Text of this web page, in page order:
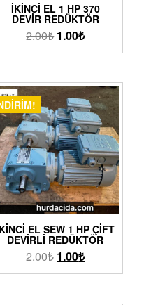
İKINCI EL 1 HP 370
DEVIR REDÜKTÖR
2.00₺ 1.00₺
EL SEW 1 HP ÇIFT
DEVIRLI REDÜKTÖR
2.00₺ 1.00₺